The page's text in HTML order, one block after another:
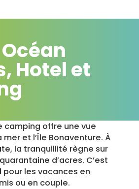
Hotel et
camping offre une vue
et l’Île Bonaventure. À
la tranquillité règne sur
d’acres. C’est
les vacances en
ou en couple.